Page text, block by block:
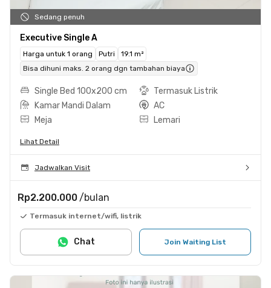
Sedang penuh
Executive Single A
Harga untuk 1 orang Putri
19.1 m²
Bisa dihuni maks. 2 orang dgn tambahan biaya
Single Bed 100x200 cm
Termasuk Listrik
Kamar Mandi Dalam
AC
Meja
Lemari
Lihat Detail
Jadwalkan Visit
Rp2.200.000 /bulan
Termasuk internet/wifi, listrik
Join Waiting List
Chat